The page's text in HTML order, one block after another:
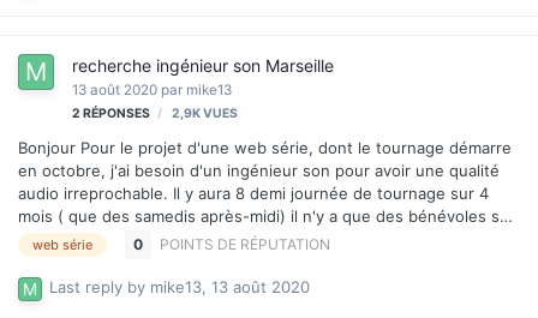
des Streaming de concerts…
recherche ingénieur son Marseille
13 août 2020 par mike13
2 RÉPONSES 2,9KVUES
Bonjour Pour le projet d'une web série, dont le tournage démarre
en octobre, j'ai besoin d'un ingénieur son pour avoir une qualité
audio irreprochable. Il y aura 8 demi journée de tournage sur 4
mois ( que des samedis après-midi) il n'y a que des bénévoles sur
ce projet ( nous aurons peut être 1 ou 2 sponsor mais rien de sur)
je peux rémunéré l'ingénieur son mais je n'ai pas un gros budget
vous vous doutez bien. merci de me contacter England MP afin de
me faire un devis ou par mail à Mikeproduction13@hotmail.com
Last reply by mike13, 13 août 2020
web série 0 POINTS DE RÉPUTATION